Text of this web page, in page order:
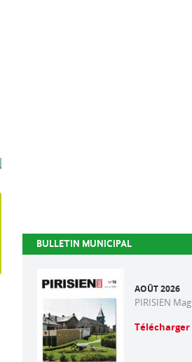
BULLETIN MUNICIPAL
AOÛT 2026
PIRISIEN Mag
Télécharger